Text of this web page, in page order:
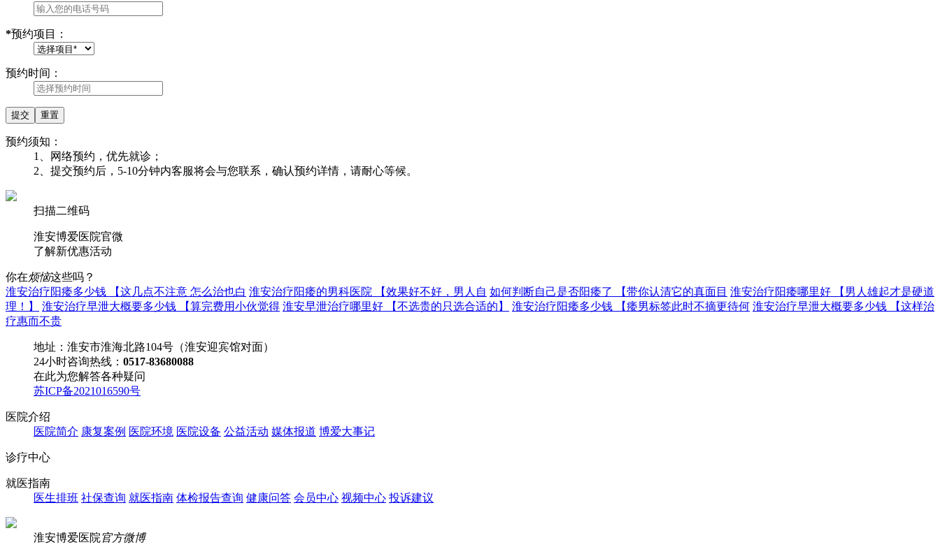
*预约项目：
预约时间：
预约须知：
1、网络预约，优先就诊；
2、提交预约后，5-10分钟内客服将会与您联系，确认预约详情，请耐心等候。
扫描二维码
淮安博爱医院官微
了解新优惠活动
你在烦恼这些吗？
淮安治疗阳痿多少钱 【这几点不注意 怎么治也白 淮安治疗阳痿的男科医院 【效果好不好，男人自 如何判断自己是否阳痿了 【带你认清它的真面目 淮安治疗阳痿哪里好 【男人雄起才是硬道
理！】
淮安治疗早泄大概要多少钱 【算完费用小伙觉得 淮安早泄治疗哪里好 【不选贵的只选合适的】 淮安治疗阳痿多少钱 【痿男标签此时不摘更待何 淮安治疗早泄大概要多少钱 【这样治
疗惠而不贵
地址：淮安市淮海北路104号（淮安迎宾馆对面）
24小时咨询热线： 0517-83680088
在此为您解答各种疑问
苏ICP备2021016590号
医院介绍
医院简介 康复案例 医院环境 医院设备 公益活动 媒体报道 博爱大事记
诊疗中心
就医指南
医生排班 社保查询 就医指南 体检报告查询 健康问答 会员中心 视频中心 投诉建议
淮安博爱医院官方微博